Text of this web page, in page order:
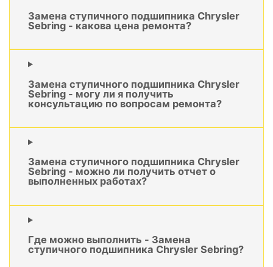
Замена ступичного подшипника Chrysler
Sebring - какова цена ремонта?
Замена ступичного подшипника Chrysler
Sebring - могу ли я получить
консультацию по вопросам ремонта?
Замена ступичного подшипника Chrysler
Sebring - можно ли получить отчет о
выполненных работах?
Где можно выполнить - Замена
ступичного подшипника Chrysler Sebring?